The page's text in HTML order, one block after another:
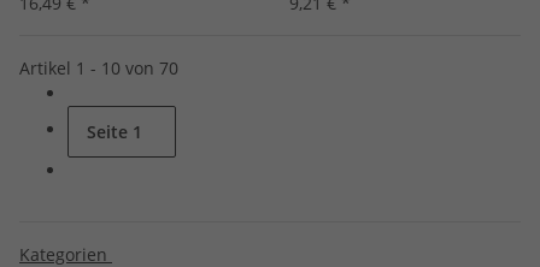
Artikel 1 - 10 von 70
Seite 1
Kategorien